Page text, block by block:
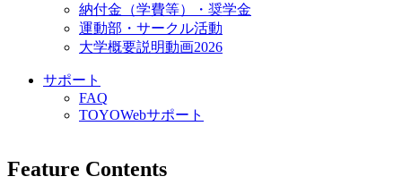
納付金（学費等）・奨学金
運動部・サークル活動
大学概要説明動画2026
サポート
FAQ
TOYOWebサポート
Feature Contents